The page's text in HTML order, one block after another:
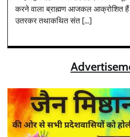
करने वाला ब्राह्मण आजकल आक्रोशित हैं
उतरकर तथाकथित संत […]